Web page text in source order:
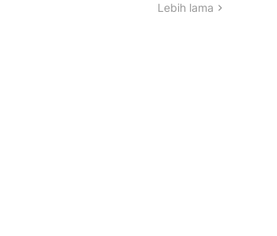
Lebih lama